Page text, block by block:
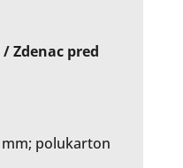
Zdenac pred
mm; polukarton